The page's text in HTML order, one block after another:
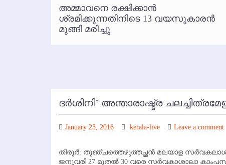
കോഴിക്കോട്
അമ്മാവനെ രക്ഷിക്കാന്‍
ശ്രമിക്കുന്നതിനിടെ 13 വയസുകാരന്‍
മുങ്ങി മരിച്ചു
ദര്‍ശിനി’ അന്താരാഷ്ട്ര
January 23, 2016 kerala-live Leave a comment
തിരൂര്‍: തുഞ്ചത്തെഴുത്തച്ഛന്‍ മലയാള
ജനുവരി 27 മുതല്‍ 30 വരെ സര്‍വകാശാലാ